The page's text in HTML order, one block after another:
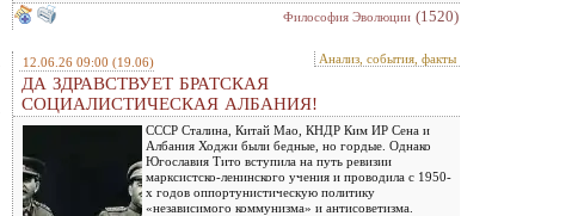
Философия Эволюции (1520)
12.06.26 09:00 (19.06) Анализ, события, факты
ДА ЗДРАВСТВУЕТ БРАТСКАЯ
СОЦИАЛИСТИЧЕСКАЯ АЛБАНИЯ!
СССР Сталина, Китай Мао, КНДР Ким ИР Сена и
Албания Ходжи были бедные, но гордые. Однако
Югославия Тито вступила на путь ревизии
марксистско-ленинского учения и проводила с 1950-
х годов оппортунистическую политику
«независимого коммунизма» и антисоветизма.